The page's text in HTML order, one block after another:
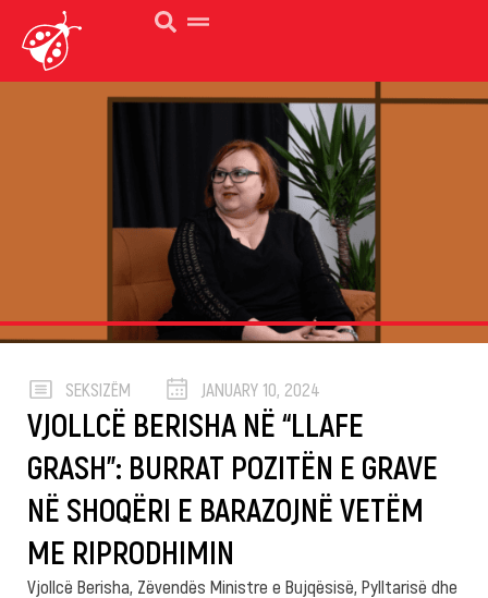
SEKSIZËM JANUARY 10, 2024
VJOLLCË BERISHA NË “LLAFE
GRASH”: BURRAT POZITËN E GRAVE
NË SHOQËRI E BARAZOJNË VETËM
ME RIPRODHIMIN
Vjollcë Berisha, Zëvendës Ministre e Bujqësisë, Pylltarisë dhe